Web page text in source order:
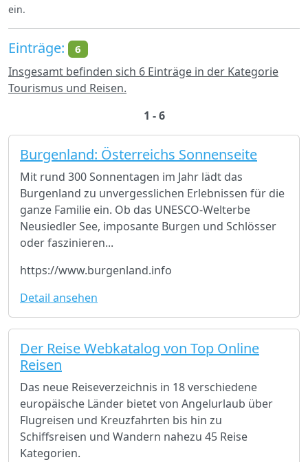
ein.
Einträge: 6
Insgesamt befinden sich 6 Einträge in der Kategorie
Tourismus und Reisen.
1 - 6
Burgenland: Österreichs Sonnenseite
Mit rund 300 Sonnentagen im Jahr lädt das
Burgenland zu unvergesslichen Erlebnissen für die
ganze Familie ein. Ob das UNESCO-Welterbe
Neusiedler See, imposante Burgen und Schlösser
oder faszinieren...
https://www.burgenland.info
Detail ansehen
Der Reise Webkatalog von Top Online
Reisen
Das neue Reiseverzeichnis in 18 verschiedene
europäische Länder bietet von Angelurlaub über
Flugreisen und Kreuzfahrten bis hin zu
Schiffsreisen und Wandern nahezu 45 Reise
Kategorien.